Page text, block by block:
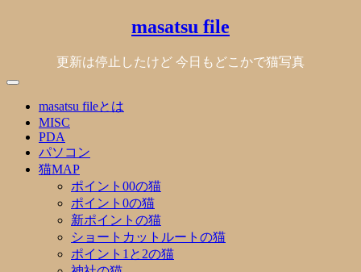
masatsu file
更新は停止したけど 今日もどこかで猫写真
masatsu fileとは
MISC
PDA
パソコン
猫MAP
ポイント00の猫
ポイント0の猫
新ポイントの猫
ショートカットルートの猫
ポイント1と2の猫